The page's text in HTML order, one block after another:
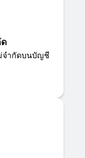
ม่จำกัดบนบัญชี